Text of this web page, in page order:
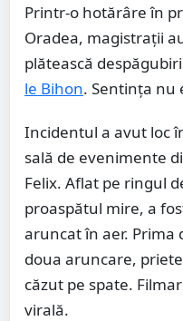
Printr-o hotărâre în
Oradea, magistrații
plătească
le Bihon. Sentința nu
Incidentul a avut loc
sală de evenimente
Felix. Aflat pe ringul
proaspătul mire, a
aruncat în aer. Prima
doua aruncare,
căzut pe spate.
virală.